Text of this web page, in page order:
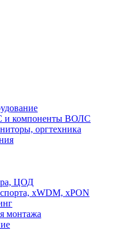
и компоненты ВОЛС
оргтехника
ЦОД
xWDM, xPON
монтажа